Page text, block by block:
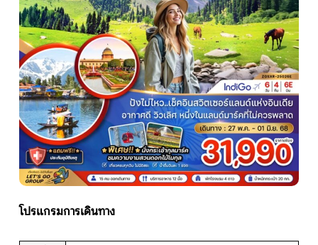
ทัวร์ต่างประเทศ
จัดกรุ๊ปต่างประเทศ
โปรไฟไหม้
ทัวร์ในประเทศ
จัดกรุ๊ปในประเทศ
เรือเจ้าพระยา
โปรแกรมการเดินทาง